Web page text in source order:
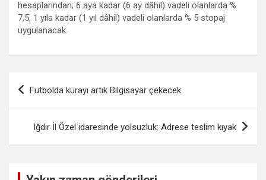
hesaplarından; 6 aya kadar (6 ay dâhil) vadeli olanlarda %
7,5, 1 yıla kadar (1 yıl dâhil) vadeli olanlarda % 5 stopaj
uygulanacak.
Yazı
Futbolda kurayı artık Bilgisayar çekecek
Iğdır İl Özel idaresinde yolsuzluk: Adrese teslim kıyak